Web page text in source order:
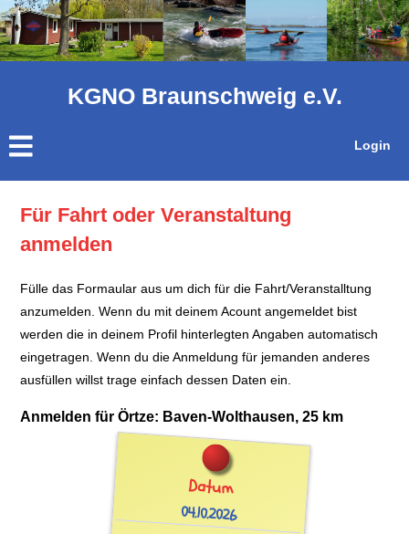
KGNO Braunschweig e.V.
Login
Für Fahrt oder Veranstaltung
anmelden
Fülle das Formaular aus um dich für die Fahrt/Veranstalltung
anzumelden. Wenn du mit deinem Acount angemeldet bist
werden die in deinem Profil hinterlegten Angaben automatisch
eingetragen. Wenn du die Anmeldung für jemanden anderes
ausfüllen willst trage einfach dessen Daten ein.
Anmelden fürÖrtze: Baven-Wolthausen, 25 km
Datum
04.10.2026